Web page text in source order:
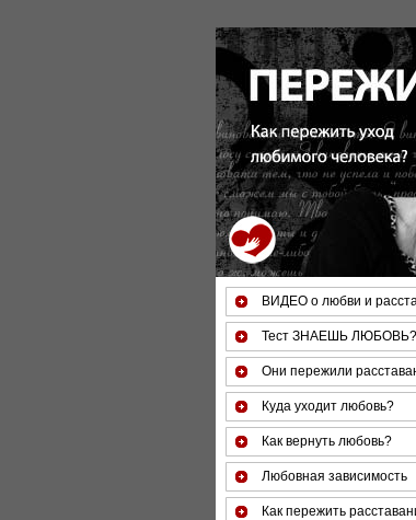
За 50 минут Вы
ВИДЕО о любви и
Тест ЗНАЕШЬ ЛЮБОВЬ?
Они пережили
Куда уходит любовь?
Как вернуть любовь?
Любовная зависимость
Как пережить